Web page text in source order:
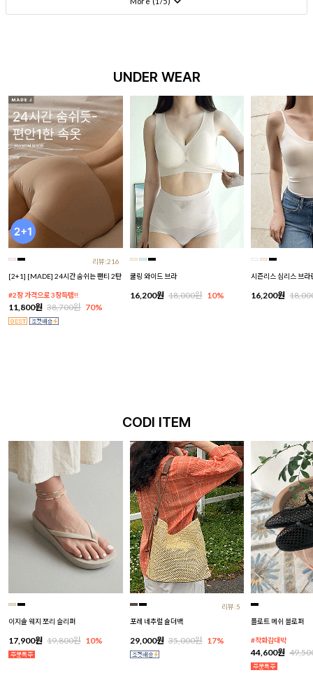
UNDER WEAR
리뷰:216
[2+1] [MADE] 24시간 숨쉬는 팬티 2탄
#2장 가격으로 3장득템!!
11,800원 38,700원 70%
쿨링 와이드 브라
16,200원 18,000원 10%
시즌리스 심리스 브라
16,200원
CODI ITEM
이지솔 웨지 쪼리 슬리퍼
17,900원 19,800원 10%
리뷰:5
포레 네추럴 숄더백
29,000원 35,000원 17%
플로트 메쉬 블로퍼
#착화감대박
44,600원